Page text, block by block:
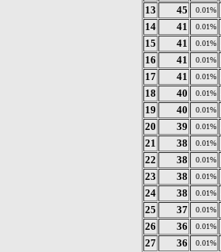
13 45 0.01%
14 41 0.01%
15 41 0.01%
16 41 0.01%
17 41 0.01%
18 40 0.01%
19 40 0.01%
20 39 0.01%
21 38 0.01%
22 38 0.01%
23 38 0.01%
24 38 0.01%
25 37 0.01%
26 36 0.01%
27 36 0.01%